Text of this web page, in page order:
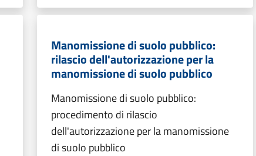
Manomissione di suolo pubblico:
rilascio dell'autorizzazione per la
manomissione di suolo pubblico
Manomissione di suolo pubblico:
procedimento di rilascio
dell'autorizzazione per la manomissione
di suolo pubblico